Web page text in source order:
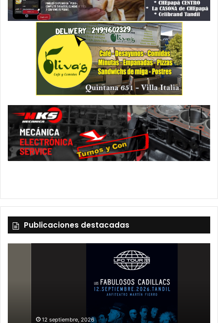
Publicaciones destacadas
12 septiembre, 2026